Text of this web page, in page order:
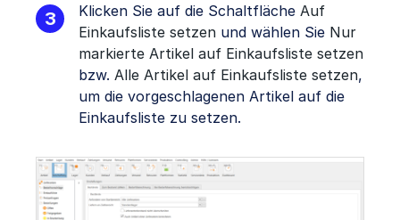
Klicken Sie auf die Schaltfläche Auf
Einkaufsliste setzen und wählen Sie Nur
markierte Artikel auf Einkaufsliste setzen
bzw. Alle Artikel auf Einkaufsliste setzen,
um die vorgeschlagenen Artikel auf die
Einkaufsliste zu setzen.